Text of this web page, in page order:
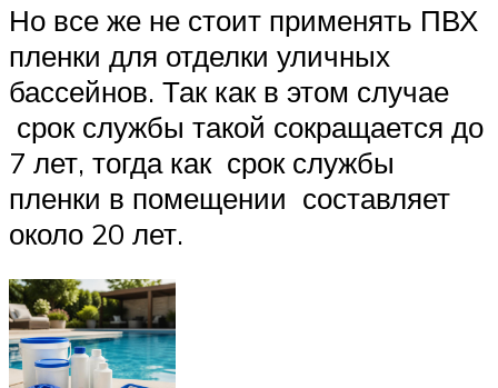
Но все же не стоит применять ПВХ
пленки для отделки уличных
бассейнов. Так как в этом случае
срок службы такой сокращается до
7 лет, тогда как срок службы
пленки в помещении составляет
около 20 лет.